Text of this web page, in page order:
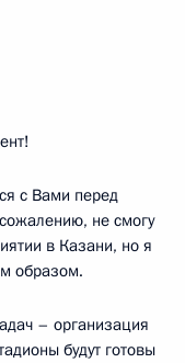
с Вами перед
не смогу
в Казани, но я
образом.
– организация
будут готовы